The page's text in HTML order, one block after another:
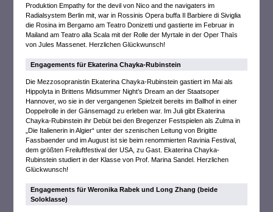
Produktion Empathy for the devil von Nico and the navigaters im
Radialsystem Berlin mit, war in Rossinis Opera buffa Il Barbiere di Siviglia
die Rosina im Bergamo am Teatro Donizetti und gastierte im Februar in
Mailand am Teatro alla Scala mit der Rolle der Myrtale in der Oper Thaïs
von Jules Massenet. Herzlichen Glückwunsch!
Engagements für Ekaterina Chayka-Rubinstein
Die Mezzosopranistin Ekaterina Chayka-Rubinstein gastiert im Mai als
Hippolyta in Brittens Midsummer Night’s Dream an der Staatsoper
Hannover, wo sie in der vergangenen Spielzeit bereits im Ballhof in einer
Doppelrolle in der Gänsemagd zu erleben war. Im Juli gibt Ekaterina
Chayka-Rubinstein ihr Debüt bei den Bregenzer Festspielen als Zulma in
„Die Italienerin in Algier“ unter der szenischen Leitung von Brigitte
Fassbaender und im August ist sie beim renommierten Ravinia Festival,
dem größten Freiluftfestival der USA, zu Gast. Ekaterina Chayka-
Rubinstein studiert in der Klasse von Prof. Marina Sandel. Herzlichen
Glückwunsch!
Engagements für Weronika Rabek und Long Zhang (beide
Soloklasse)